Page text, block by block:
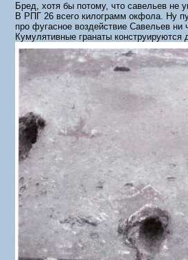
Бред, хотя бы потому, что савельев не
В РПГ 26 всего килограмм окфола. Ну
про фугасное воздействие Савельев
Кумулятивные гранаты конструируются